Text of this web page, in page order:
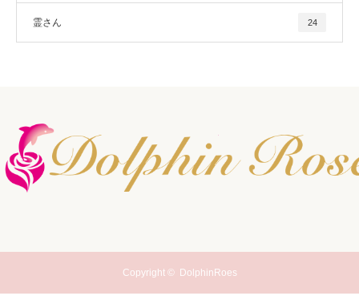
霊さん 24
Copyright © DolphinRoes